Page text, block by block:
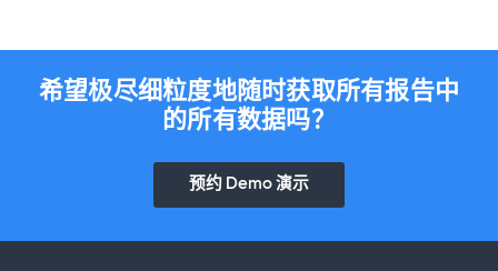
希望极尽细粒度地随时获取所有报告中
的所有数据吗？
预约 Demo 演示